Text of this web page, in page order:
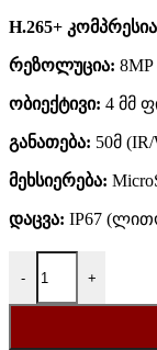
H.265+
რეზოლუცია: 8MP
ობიექტივი: 4 მმ
განათება: 50მ
მეხსიერება:
დაცვა: IP67
- +